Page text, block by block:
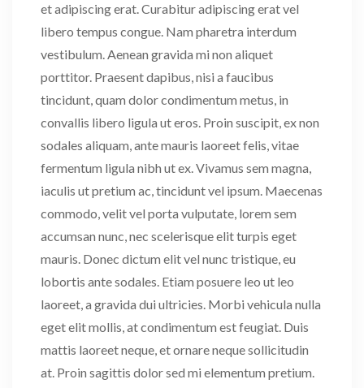
et adipiscing erat. Curabitur adipiscing erat vel
libero tempus congue. Nam pharetra interdum
vestibulum. Aenean gravida mi non aliquet
porttitor. Praesent dapibus, nisi a faucibus
tincidunt, quam dolor condimentum metus, in
convallis libero ligula ut eros. Proin suscipit, ex non
sodales aliquam, ante mauris laoreet felis, vitae
fermentum ligula nibh ut ex. Vivamus sem magna,
iaculis ut pretium ac, tincidunt vel ipsum. Maecenas
commodo, velit vel porta vulputate, lorem sem
accumsan nunc, nec scelerisque elit turpis eget
mauris. Donec dictum elit vel nunc tristique, eu
lobortis ante sodales. Etiam posuere leo ut leo
laoreet, a gravida dui ultricies. Morbi vehicula nulla
eget elit mollis, at condimentum est feugiat. Duis
mattis laoreet neque, et ornare neque sollicitudin
at. Proin sagittis dolor sed mi elementum pretium.